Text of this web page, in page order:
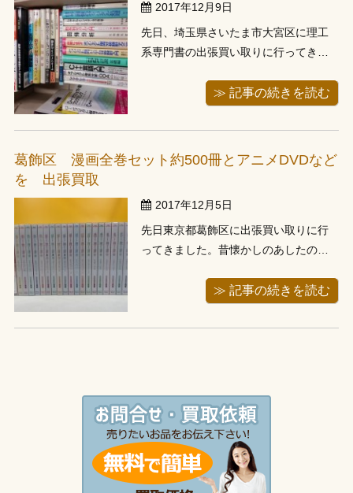
2017年12月9日
先日、埼玉県さいたま市大宮区に理工
系専門書の出張買い取りに行ってきま
なった理工学系専門書や専門雑誌数学
した。お伺いし本を拝見しますとデジ
タル画像処理に関する専門書が古いと
ころから新しところまで多数あり、入
≫ 記事の続きを読む
葛飾区 漫画全巻セット約500冊とアニメDVDなど
を 出張買取
2017年12月5日
先日東京都葛飾区に出張買い取りに行
ってきました。昔懐かしのあしたのジ
までらラインナップが豊富な内容でし
った後にこちらも買い取り出来ます
≫ 記事の続きを読む